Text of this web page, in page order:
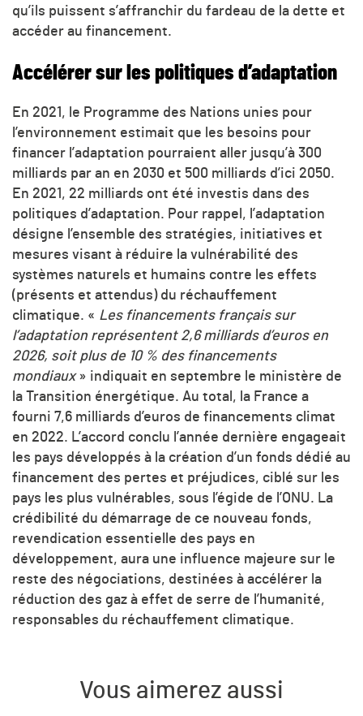
qu’ils puissent s’affranchir du fardeau de la dette et
accéder au financement.
Accélérer sur les politiques d’adaptation
En 2021, le Programme des Nations unies pour
l’environnement estimait que les besoins pour
financer l’adaptation pourraient aller jusqu’à 300
milliards par an en 2030 et 500 milliards d’ici 2050.
En 2021, 22 milliards ont été investis dans des
politiques d’adaptation. Pour rappel, l’adaptation
désigne l’ensemble des stratégies, initiatives et
mesures visant à réduire la vulnérabilité des
systèmes naturels et humains contre les effets
(présents et attendus) du réchauffement
climatique. « Les financements français sur
l’adaptation représentent 2,6 milliards d’euros en
2026, soit plus de 10 % des financements
mondiaux» indiquait en septembre le ministère de
la Transition énergétique. Au total, la France a
fourni 7,6 milliards d’euros de financements climat
en 2022. L’accord conclu l’année dernière engageait
les pays développés à la création d’un fonds dédié au
financement des pertes et préjudices, ciblé sur les
pays les plus vulnérables, sous l’égide de l’ONU. La
crédibilité du démarrage de ce nouveau fonds,
revendication essentielle des pays en
développement, aura une influence majeure sur le
reste des négociations, destinées à accélérer la
réduction des gaz à effet de serre de l’humanité,
responsables du réchauffement climatique.
Vous aimerez aussi